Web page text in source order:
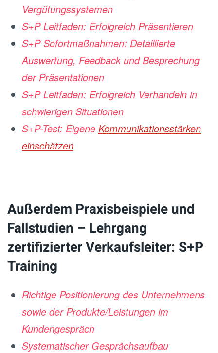
Vergütungssystemen
S+P Leitfaden: Erfolgreich Präsentieren
S+P Sofortmaßnahmen: Detaillierte
Auswertung, Feedback und Besprechung
der Präsentationen
S+P Leitfaden: Erfolgreich Verhandeln in
schwierigen Situationen
S+P-Test: Eigene Kommunikationsstärken
einschätzen
Außerdem Praxisbeispiele und
Fallstudien – Lehrgang
zertifizierter Verkaufsleiter: S+P
Training
Richtige Positionierung des Unternehmens
sowie der Produkte/Leistungen im
Kundengespräch
Systematischer Gesprächsaufbau